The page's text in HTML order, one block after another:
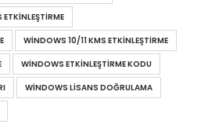
WINDOWS 10/11 KMS ETKINLEŞTIRME
WINDOWS ETKINLEŞTIRME KODU
WINDOWS LISANS DOĞRULAMA